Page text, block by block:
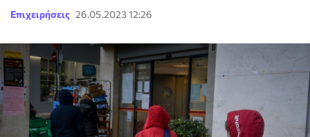
Επιχειρήσεις 26.05.2023 12:26